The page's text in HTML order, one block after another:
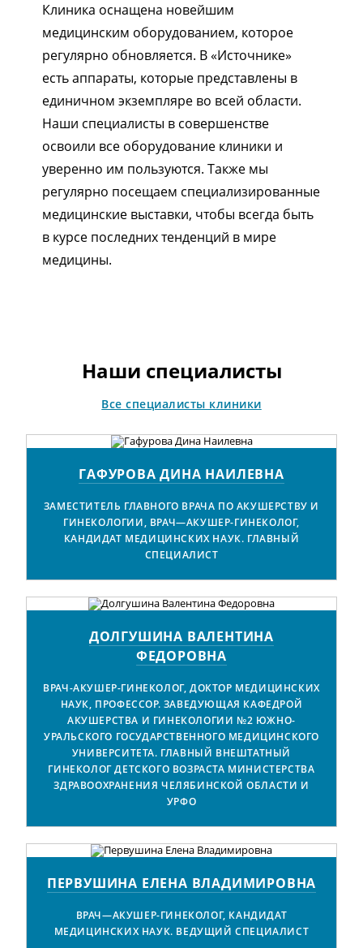
Клиника оснащена новейшим
медицинским оборудованием, которое
регулярно обновляется. В «Источнике»
есть аппараты, которые представлены в
единичном экземпляре во всей области.
Наши специалисты в совершенстве
освоили все оборудование клиники и
уверенно им пользуются. Также мы
регулярно посещаем специализированные
медицинские выставки, чтобы всегда быть
в курсе последних тенденций в мире
медицины.
1/5
Наши специалисты
Все специалисты клиники
ГАФУРОВА ДИНА НАИЛЕВНА
ЗАМЕСТИТЕЛЬ ГЛАВНОГО ВРАЧА ПО АКУШЕРСТВУ И
ГИНЕКОЛОГИИ, ВРАЧ—АКУШЕР-ГИНЕКОЛОГ,
КАНДИДАТ МЕДИЦИНСКИХ НАУК. ГЛАВНЫЙ
СПЕЦИАЛИСТ
ДОЛГУШИНА ВАЛЕНТИНА
ФЕДОРОВНА
ВРАЧ-АКУШЕР-ГИНЕКОЛОГ, ДОКТОР МЕДИЦИНСКИХ
НАУК, ПРОФЕССОР. ЗАВЕДУЮЩАЯ КАФЕДРОЙ
АКУШЕРСТВА И ГИНЕКОЛОГИИ №2 ЮЖНО-
УРАЛЬСКОГО ГОСУДАРСТВЕННОГО МЕДИЦИНСКОГО
УНИВЕРСИТЕТА. ГЛАВНЫЙ ВНЕШТАТНЫЙ
ГИНЕКОЛОГ ДЕТСКОГО ВОЗРАСТА МИНИСТЕРСТВА
ЗДРАВООХРАНЕНИЯ ЧЕЛЯБИНСКОЙ ОБЛАСТИ И
УРФО
ПЕРВУШИНА ЕЛЕНА ВЛАДИМИРОВНА
ВРАЧ—АКУШЕР-ГИНЕКОЛОГ, КАНДИДАТ
МЕДИЦИНСКИХ НАУК. ВЕДУЩИЙ СПЕЦИАЛИСТ